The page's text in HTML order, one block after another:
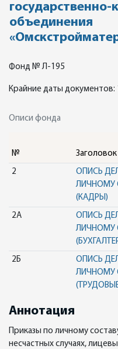
государственно-
объединения
Фонд № Л-195
Крайние даты документов:
Описи фонда
№ Заголовок
2
ОПИСЬ
ЛИЧНОМУ
(КАДРЫ)
2А
ОПИСЬ
ЛИЧНОМУ
2Б
ОПИСЬ
ЛИЧНОМУ
Аннотация
Приказы по личному
несчастных случаях,